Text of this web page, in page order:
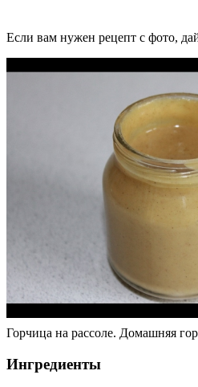
Если вам нужен рецепт с фото,
Горчица на рассоле. Домашняя
Ингредиенты